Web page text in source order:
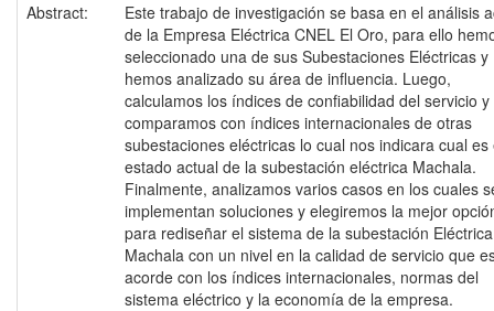
Abstract:
Este trabajo de investigación se basa en el análisis
de la Empresa Eléctrica CNEL El Oro, para ello
seleccionado una de sus Subestaciones Eléctricas y
hemos analizado su área de influencia. Luego,
calculamos los índices de confiabilidad del servicio y
comparamos con índices internacionales de otras
subestaciones eléctricas lo cual nos indicara cual es
estado actual de la subestación eléctrica Machala.
Finalmente, analizamos varios casos en los cuales
implementan soluciones y elegiremos la mejor
para rediseñar el sistema de la subestación Eléctrica
Machala con un nivel en la calidad de servicio que
acorde con los índices internacionales, normas del
sistema eléctrico y la economía de la empresa.